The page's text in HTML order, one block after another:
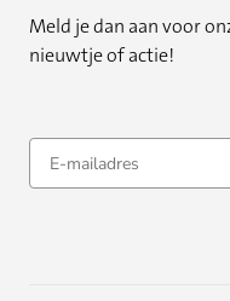
Meld je dan aan voor
nieuwtje of actie!
Email